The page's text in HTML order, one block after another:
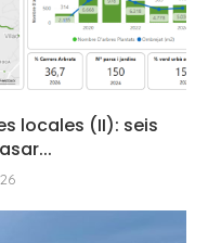
locales (II): seis